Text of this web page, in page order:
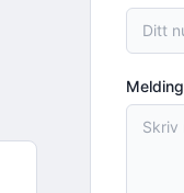
Melding